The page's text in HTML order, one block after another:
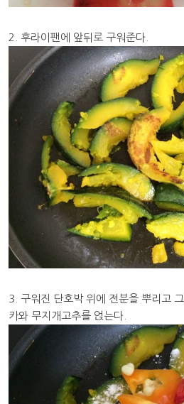
2. 후라이팬에 앞뒤로 구워준다.
3. 구워진 단호박 위에 전분을 뿌리고
카와 무지개고추를 얹는다.